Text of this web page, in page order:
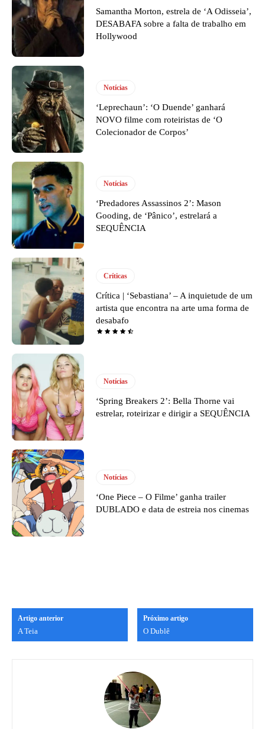
Samantha Morton, estrela de ‘A Odisseia’,
DESABAFA sobre a falta de trabalho em
Hollywood
Notícias
‘Leprechaun’: ‘O Duende’ ganhará
NOVO filme com roteiristas de ‘O
Colecionador de Corpos’
Notícias
‘Predadores Assassinos 2’: Mason
Gooding, de ‘Pânico’, estrelará a
SEQUÊNCIA
Críticas
Crítica | ‘Sebastiana’ – A inquietude de um
artista que encontra na arte uma forma de
desabafo
Notícias
‘Spring Breakers 2’: Bella Thorne vai
estrelar, roteirizar e dirigir a SEQUÊNCIA
Notícias
‘One Piece – O Filme’ ganha trailer
DUBLADO e data de estreia nos cinemas
Artigo anterior
A Teia
Próximo artigo
O Dublê